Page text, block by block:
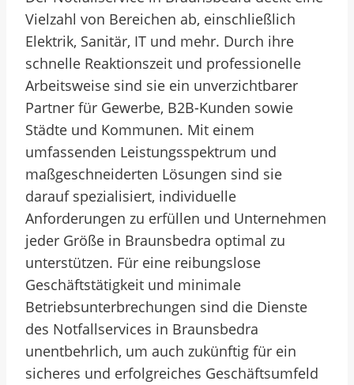
Vielzahl von Bereichen ab, einschließlich
Elektrik, Sanitär, IT und mehr. Durch ihre
schnelle Reaktionszeit und professionelle
Arbeitsweise sind sie ein unverzichtbarer
Partner für Gewerbe, B2B-Kunden sowie
Städte und Kommunen. Mit einem
umfassenden Leistungsspektrum und
maßgeschneiderten Lösungen sind sie
darauf spezialisiert, individuelle
Anforderungen zu erfüllen und Unternehmen
jeder Größe in Braunsbedra optimal zu
unterstützen. Für eine reibungslose
Geschäftstätigkeit und minimale
Betriebsunterbrechungen sind die Dienste
des Notfallservices in Braunsbedra
unentbehrlich, um auch zukünftig für ein
sicheres und erfolgreiches Geschäftsumfeld